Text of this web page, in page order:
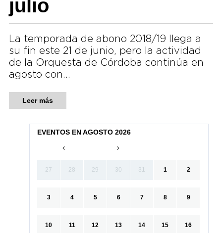
julio
La temporada de abono 2018/19 llega a
su fin este 21 de junio, pero la actividad
de la Orquesta de Córdoba continúa en
agosto con…
Leer más
EVENTOS EN AGOSTO 2026
27 28 29 30 31 1 2
3 4 5 6 7 8 9
10 11 12 13 14 15 16